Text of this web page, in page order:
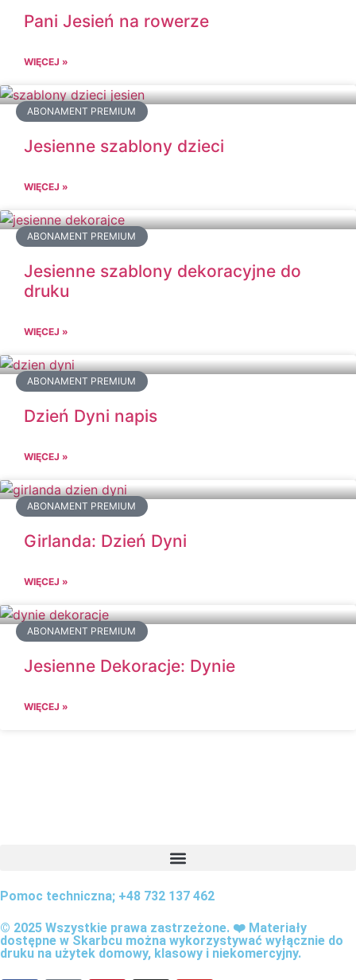
Pani Jesień na rowerze
WIĘCEJ »
ABONAMENT PREMIUM
Jesienne szablony dzieci
WIĘCEJ »
ABONAMENT PREMIUM
Jesienne szablony dekoracyjne do
druku
WIĘCEJ »
ABONAMENT PREMIUM
Dzień Dyni napis
WIĘCEJ »
ABONAMENT PREMIUM
Girlanda: Dzień Dyni
WIĘCEJ »
ABONAMENT PREMIUM
Jesienne Dekoracje: Dynie
WIĘCEJ »
Pomoc techniczna; +48 732 137 462
© 2025 Wszystkie prawa zastrzeżone. ❤️ Materiały
dostępne w Skarbcu można wykorzystywać wyłącznie do
druku na użytek domowy, klasowy i niekomercyjny.